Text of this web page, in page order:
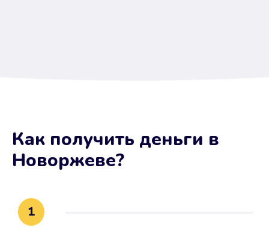
Не потребовались справки, залоги
и поручители. Папа вам доверяет.
Как получить деньги в
Новоржеве?
1